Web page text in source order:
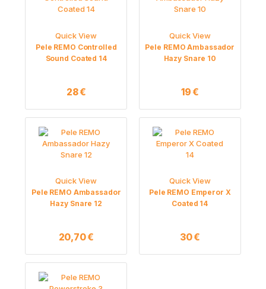
Quick View
Pele REMO Controlled
Sound Coated 14
28€
Quick View
Pele REMO Ambassador
Hazy Snare 10
19€
Quick View
Pele REMO Ambassador
Hazy Snare 12
20,70€
Quick View
Pele REMO Emperor X
Coated 14
30€